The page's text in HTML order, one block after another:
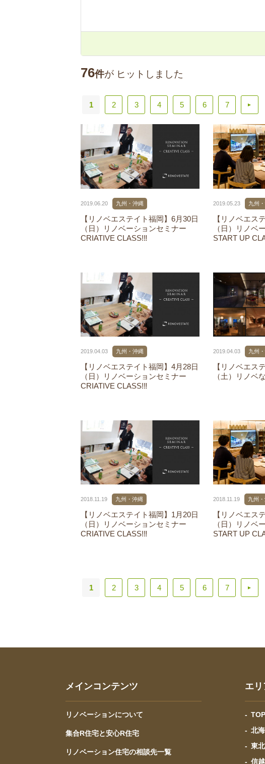
76件が ヒットしました
1 2 3 4 5 6 7 ▲
2019.06.20 九州・沖縄
【リノベエステイト福岡】6月30日
（日）リノベーションセミナー
CRIATIVE CLASS!‼
2019.05.23 九州
【リノベエス
（日）リノベ
START UP
2019.04.03 九州・沖縄
【リノベエステイト福岡】4月28日
（日）リノベーションセミナー
CRIATIVE CLASS!‼
2019.04.03 九州
【リノベエス
（土）リノベ
2018.11.19 九州・沖縄
【リノベエステイト福岡】1月20日
（日）リノベーションセミナー
CRIATIVE CLASS!‼
2018.11.19 九州
【リノベエス
（日）リノベ
START UP
1 2 3 4 5 6 7 ▲
メインコンテンツ
リノベーションについて
集合R住宅と安心R住宅
リノベーション住宅の相談先一覧
エ
TOP
北
東
信